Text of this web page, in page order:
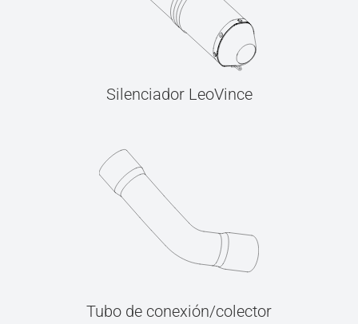
Silenciador LeoVince
Tubo de conexión/colector